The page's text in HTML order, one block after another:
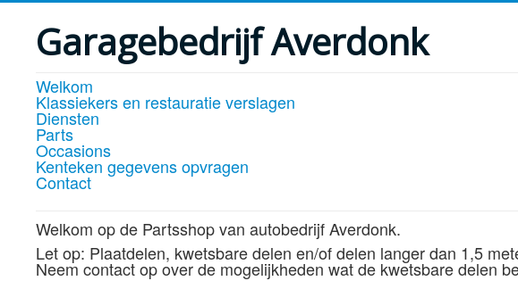
Garagebedrijf Averdonk
Welkom
Klassiekers en restauratie verslagen
Diensten
Parts
Occasions
Kenteken gegevens opvragen
Contact
Welkom op de Partsshop van autobedrijf Averdonk.
Let op: Plaatdelen, kwetsbare delen en/of delen langer dan 1,5
Neem contact op over de mogelijkheden wat de kwetsbare delen